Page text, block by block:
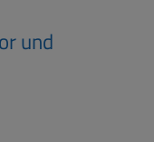
und